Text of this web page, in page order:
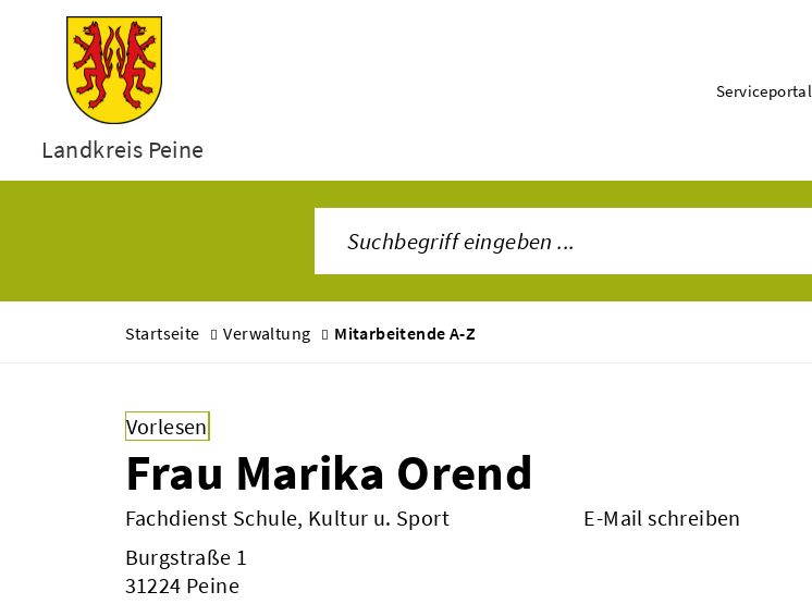
Landkreis Peine
Serviceportal
Startseite Verwaltung Mitarbeitende A-Z
Vorlesen
Frau Marika Orend
Fachdienst Schule, Kultur u. Sport
Burgstraße 1
31224 Peine
E-Mail schreiben